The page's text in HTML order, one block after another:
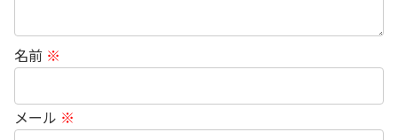
名前 ※
メール ※